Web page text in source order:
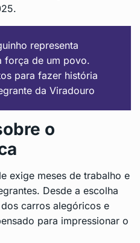
representa
força de um povo.
para fazer história
da Viradouro
o
exige meses de trabalho e
Desde a escolha
carros alegóricos e
para impressionar o